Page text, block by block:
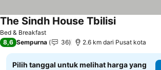
Bed & Breakfast
The Sindh House Tbilisi
8,6 Sempurna 36 2.6 km dari Pusat kota
Pilih tanggal untuk melihat harga yang